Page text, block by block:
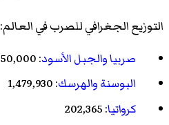
التوزيع الجغرافي للصرب في العالم:
صربيا والجبل الأسود: 6,550,000
البوسنة والهرسك: 1,479,930
كرواتيا: 202,365